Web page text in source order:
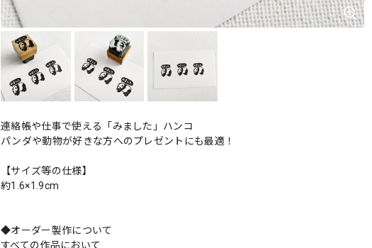
連絡帳や仕事で使える「みました」ハンコ
パンダや動物が好きな方へのプレゼントにも最適！
【サイズ等の仕様】
約1.6×1.9cm
◆オーダー製作について
すべての作品において